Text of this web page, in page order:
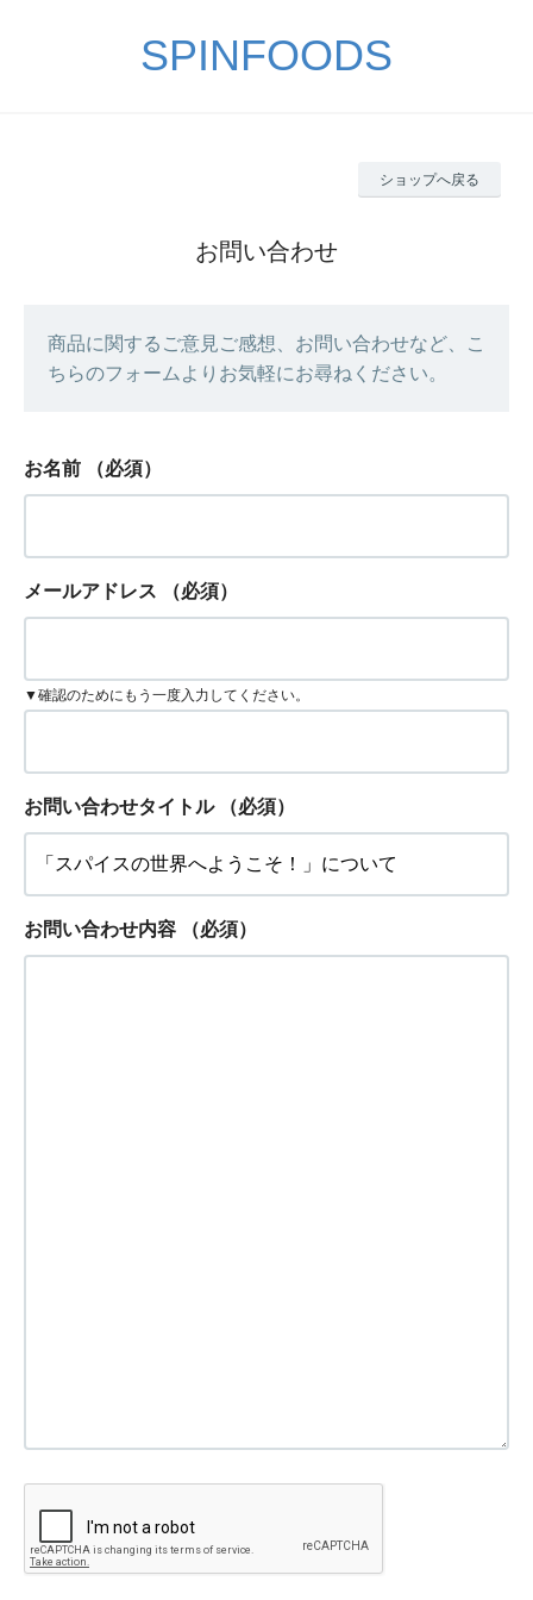
SPINFOODS
ショップへ戻る
お問い合わせ
商品に関するご意見ご感想、お問い合わせなど、こ
ちらのフォームよりお気軽にお尋ねください。
お名前 （必須）
メールアドレス （必須）
▼確認のためにもう一度入力してください。
お問い合わせタイトル （必須）
お問い合わせ内容 （必須）